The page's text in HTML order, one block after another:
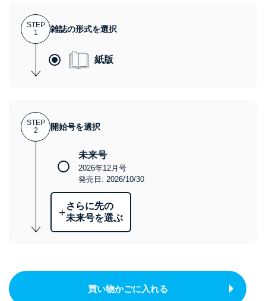
STEP
1
雑誌の形式を選択
紙版
STEP
2
開始号を選択
未来号
2026年12月号
発売日: 2026/10/30
+さらに先の
未来号を選ぶ
買い物かごに入れる